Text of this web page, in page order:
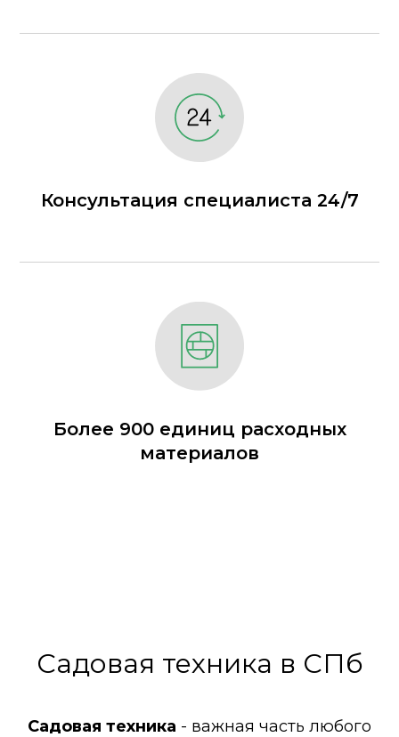
Консультация специалиста 24/7
Более 900 единиц расходных
материалов
Садовая техника в СПб
Садовая техника - важная часть любого